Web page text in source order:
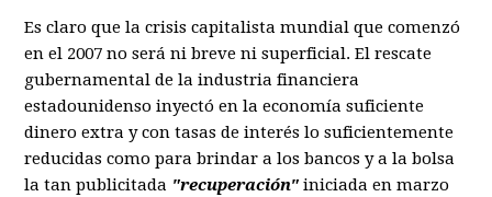
Es claro que la crisis capitalista mundial que comenzó
en el 2007 no será ni breve ni superficial. El rescate
gubernamental de la industria financiera
estadounidenso inyectó en la economía suficiente
dinero extra y con tasas de interés lo suficientemente
reducidas como para brindar a los bancos y a la bolsa
la tan publicitada "recuperación" iniciada en marzo